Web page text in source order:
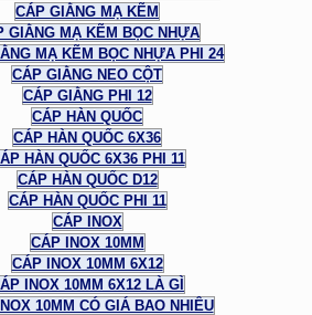
CÁP GIẰNG MẠ KẼM
GIẰNG MẠ KẼM BỌC NHỰA
MẠ KẼM BỌC NHỰA PHI 24
CÁP GIẰNG NEO CỘT
CÁP GIẰNG PHI 12
CÁP HÀN QUỐC
CÁP HÀN QUỐC 6X36
HÀN QUỐC 6X36 PHI 11
CÁP HÀN QUỐC D12
CÁP HÀN QUỐC PHI 11
CÁP INOX
CÁP INOX 10MM
CÁP INOX 10MM 6X12
INOX 10MM 6X12 LÀ GÌ
10MM CÓ GIÁ BAO NHIÊU